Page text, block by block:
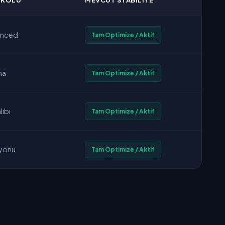
Tam Optimize / Aktif
Tam Optimize / Aktif
Tam Optimize / Aktif
Tam Optimize / Aktif